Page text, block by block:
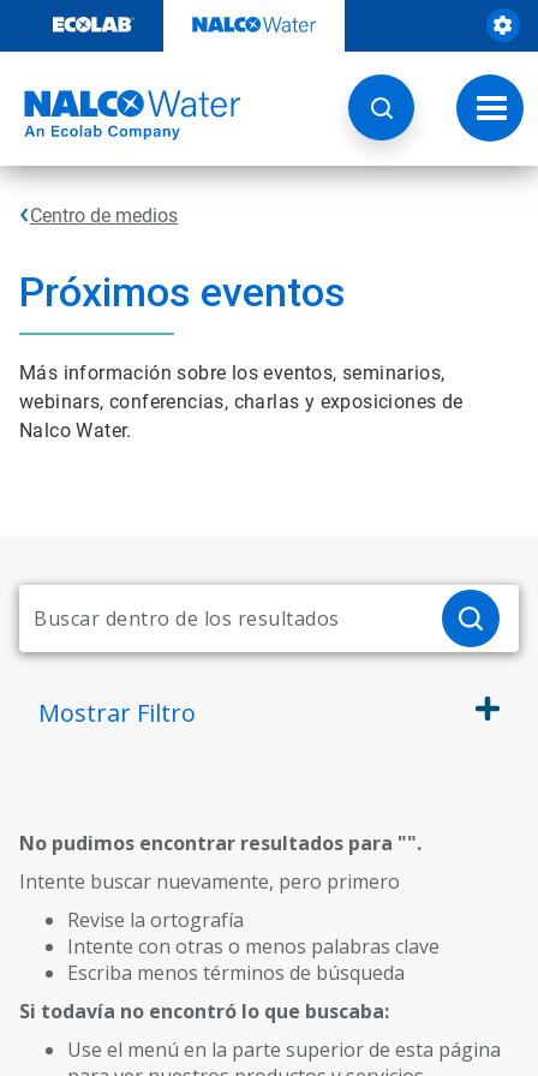
contenido
Botón
de
Centro de medios
Próximos eventos
Más información sobre los eventos, seminarios,
webinars, conferencias, charlas y exposiciones de
Nalco Water.
Mostrar Filtro
No pudimos encontrar resultados para "".
Intente buscar nuevamente, pero primero
Revise la ortografía
Intente con otras o menos palabras clave
Escriba menos términos de búsqueda
Si todavía no encontró lo que buscaba:
Use el menú en la parte superior de esta página